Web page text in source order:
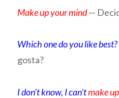
Make up your mind—
Which one do you like best?
gosta?
I don’t know, I can’tmake